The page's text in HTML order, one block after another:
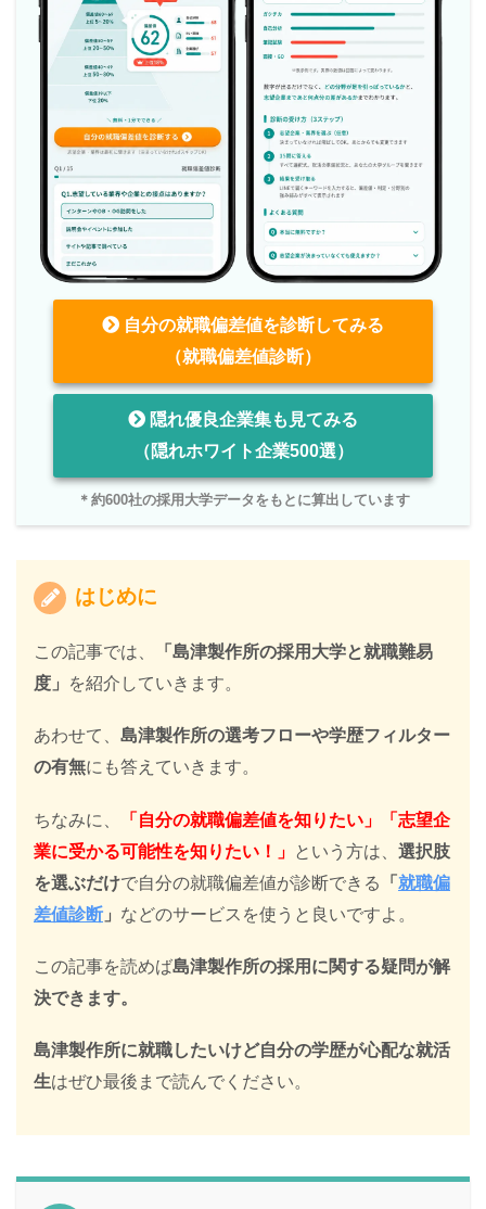
自分の就職偏差値を診断してみる
（就職偏差値診断）
隠れ優良企業集も見てみる
（隠れホワイト企業500選）
＊約600社の採用大学データをもとに算出しています
はじめに
この記事では、
「島津製作所の採用大学と就職難易
度」
を紹介していきます。
あわせて、 島津製作所の選考フローや学歴フィルター
の有無にも答えていきます。
ちなみに、
「自分の就職偏差値を知りたい」「志望企
業に受かる可能性を知りたい！」 という方は、 選択肢
を選ぶだけで自分の就職偏差値が診断できる 「 就職偏
差値診断 」 などのサービスを使うと良いですよ。
この記事を読めば島津製作所の採用に関する疑問が解
決できます。
島津製作所に就職したいけど自分の学歴が心配な就活
生はぜひ最後まで読んでください。